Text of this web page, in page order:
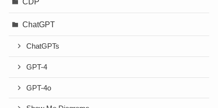
ChatGPT
ChatGPTs
GPT-4
GPT-4o